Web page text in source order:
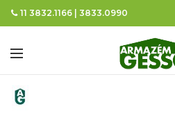
11 3832.1166 | 3833.0990